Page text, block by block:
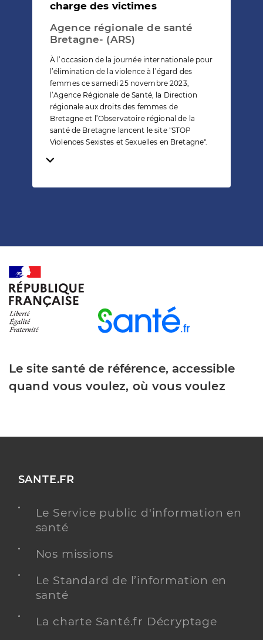
charge des victimes
Agence régionale de santé
Bretagne- (ARS)
À l’occasion de la journée internationale pour
l’élimination de la violence à l’égard des
femmes ce samedi 25 novembre 2023,
l’Agence Régionale de Santé, la Direction
régionale aux droits des femmes de
Bretagne et l’Observatoire régional de la
santé de Bretagne lancent le site "STOP
Violences Sexistes et Sexuelles en Bretagne".
Temps de lecture
Le site santé de référence, accessible
quand vous voulez, où vous voulez
SANTE.FR
Le Service public d'information en
santé
Nos missions
Le Standard de l’information en
santé
La charte Santé.fr Décryptage